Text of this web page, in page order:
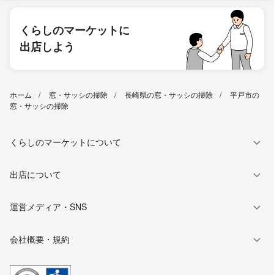
くらしのマーケットに
出店しよう
ホーム 窓・サッシの掃除 長崎県の窓・サッシの掃除
平戸市の
窓・サッシの掃除
くらしのマーケットについて
出店について
運営メディア・SNS
会社概要・規約